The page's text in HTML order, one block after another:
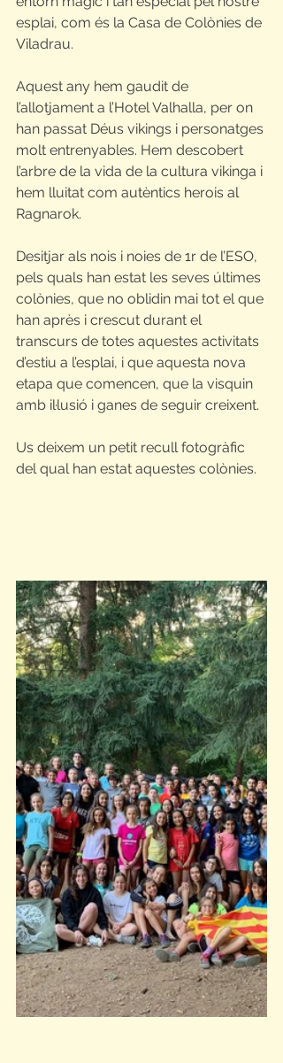
esplai, com és la Casa de Colònies de
Viladrau.
Aquest any hem gaudit de
l’allotjament a l’Hotel Valhalla, per on
han passat Déus vikings i personatges
molt entrenyables. Hem descobert
l’arbre de la vida de la cultura vikinga i
hem lluitat com autèntics herois al
Ragnarok.
Desitjar als nois i noies de 1r de l’ESO,
pels quals han estat les seves últimes
colònies, que no oblidin mai tot el que
han après i crescut durant el
transcurs de totes aquestes activitats
d’estiu a l’esplai, i que aquesta nova
etapa que comencen, que la visquin
amb il·lusió i ganes de seguir creixent.
Us deixem un petit recull fotogràfic
del qual han estat aquestes colònies.